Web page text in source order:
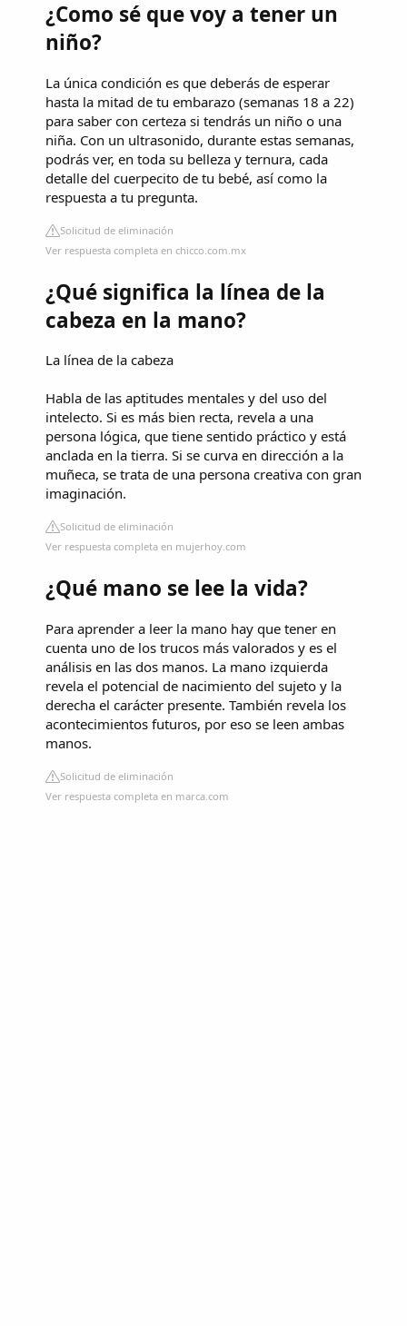
¿Como sé que voy a tener un
niño?
La única condición es que deberás de esperar
hasta la mitad de tu embarazo (semanas 18 a 22)
para saber con certeza si tendrás un niño o una
niña. Con un ultrasonido, durante estas semanas,
podrás ver, en toda su belleza y ternura, cada
detalle del cuerpecito de tu bebé, así como la
respuesta a tu pregunta.
Solicitud de eliminación
Ver respuesta completa en chicco.com.mx
¿Qué significa la línea de la
cabeza en la mano?
La línea de la cabeza
Habla de las aptitudes mentales y del uso del
intelecto. Si es más bien recta, revela a una
persona lógica, que tiene sentido práctico y está
anclada en la tierra. Si se curva en dirección a la
muñeca, se trata de una persona creativa con gran
imaginación.
Solicitud de eliminación
Ver respuesta completa en mujerhoy.com
¿Qué mano se lee la vida?
Para aprender a leer la mano hay que tener en
cuenta uno de los trucos más valorados y es el
análisis en las dos manos. La mano izquierda
revela el potencial de nacimiento del sujeto y la
derecha el carácter presente. También revela los
acontecimientos futuros, por eso se leen ambas
manos.
Solicitud de eliminación
Ver respuesta completa en marca.com